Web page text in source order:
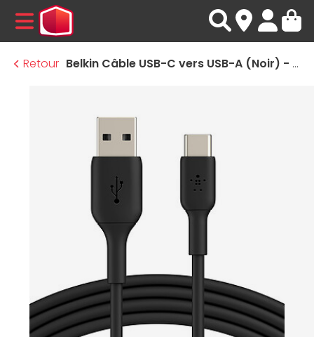
MENU
Retour
Belkin Câble USB-C vers USB-A (Noir) - 1 m